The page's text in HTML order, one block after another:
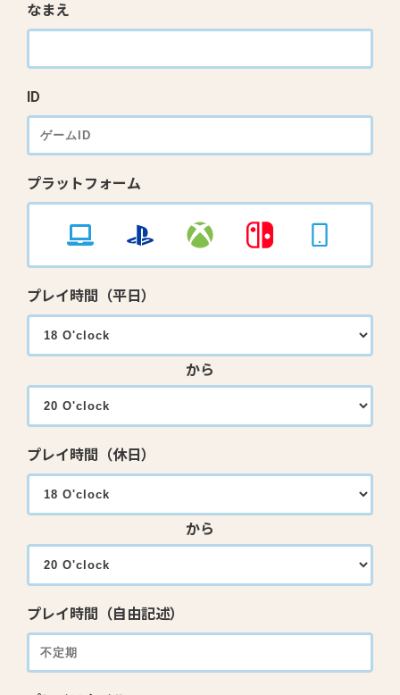
なまえ
ID
プラットフォーム
プレイ時間（平日）
から
プレイ時間（休日）
から
プレイ時間（自由記述）